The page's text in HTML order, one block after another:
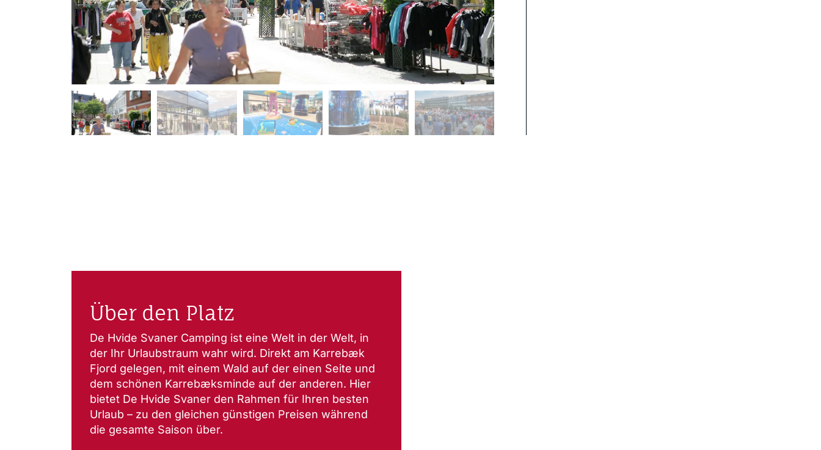
Über den Platz
De Hvide Svaner Camping ist eine Welt in der Welt, in
der Ihr Urlaubstraum wahr wird. Direkt am Karrebæk
Fjord gelegen, mit einem Wald auf der einen Seite und
dem schönen Karrebæksminde auf der anderen. Hier
bietet De Hvide Svaner den Rahmen für Ihren besten
Urlaub – zu den gleichen günstigen Preisen während
die gesamte Saison über.